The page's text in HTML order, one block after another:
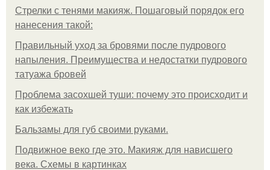
Стрелки с тенями макияж. Пошаговый порядок его
нанесения такой:
Правильный уход за бровями после пудрового
напыления. Преимущества и недостатки пудрового
татуажа бровей
Проблема засохшей туши: почему это происходит и
как избежать
Бальзамы для губ своими руками.
Подвижное веко где это. Макияж для нависшего
века. Схемы в картинках